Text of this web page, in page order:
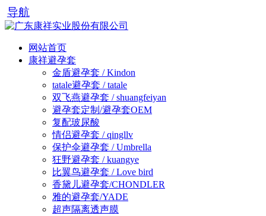
导航
网站首页
康祥避孕套
金盾避孕套 / Kindon
tatale避孕套 / tatale
双飞燕避孕套 / shuangfeiyan
避孕套定制/避孕套OEM
复配玻尿酸
情侣避孕套 / qingllv
保护伞避孕套 / Umbrella
狂野避孕套 / kuangye
比翼鸟避孕套 / Love bird
香黛儿避孕套/CHONDLER
雅的避孕套/YADE
超声隔离透声膜